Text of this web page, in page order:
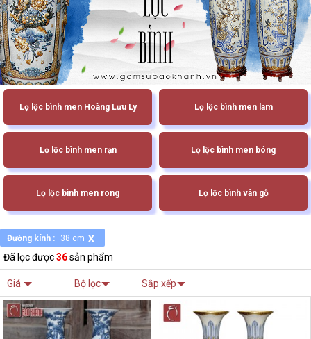
Lọ lộc bình men Hoàng Lưu Ly Lọ lộc bình men lam
Lọ lộc bình men rạn Lọ lộc bình men bóng
Lọ lộc bình men rong Lọ lộc bình vân gỗ
Đường kính : 38 cm x
Đã lọc được36sản phẩm
Giá Bộ lọc Sắp xếp